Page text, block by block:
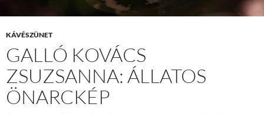
KÁVÉSZÜNET
GALLÓ KOVÁCS
ZSUZSANNA: ÁLLATOS
ÖNARCKÉP